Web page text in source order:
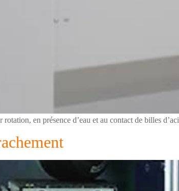
en présence d’eau et au contact de billes